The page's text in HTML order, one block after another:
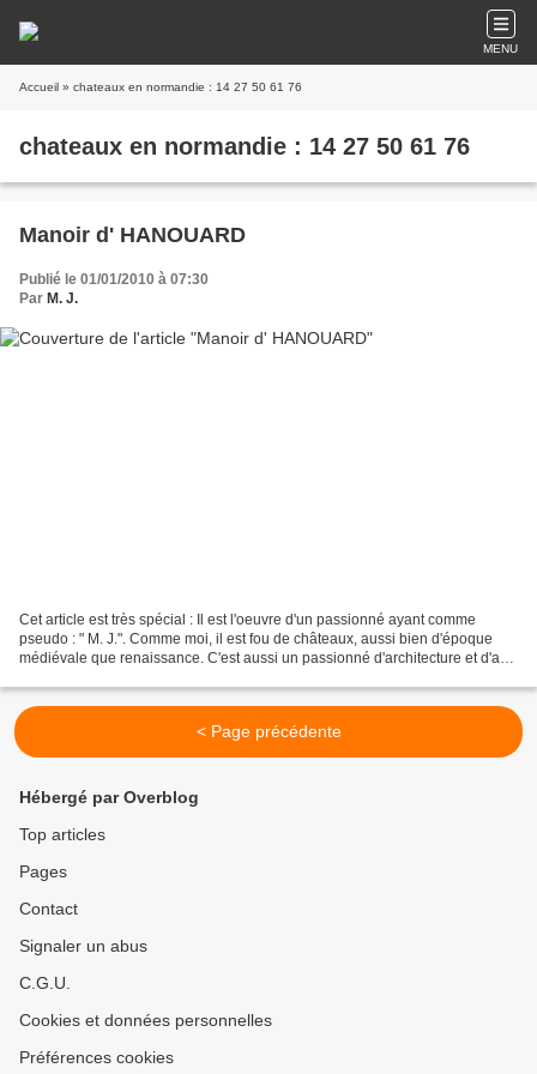
MENU
Accueil » chateaux en normandie : 14 27 50 61 76
chateaux en normandie : 14 27 50 61 76
Manoir d' HANOUARD
Publié le 01/01/2010 à 07:30
Par M. J.
Cet article est très spécial : Il est l'oeuvre d'un passionné ayant comme
pseudo : " M. J.". Comme moi, il est fou de châteaux, aussi bien d'époque
médiévale que renaissance. C'est aussi un passionné d'architecture et d'art.
< Page précédente
Hébergé par Overblog
Top articles
Pages
Contact
Signaler un abus
C.G.U.
Cookies et données personnelles
Préférences cookies